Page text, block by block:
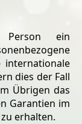
ein
dies der Fall
Übrigen das
Garantien im
erhalten.